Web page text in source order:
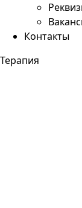
Контакты
Терапия